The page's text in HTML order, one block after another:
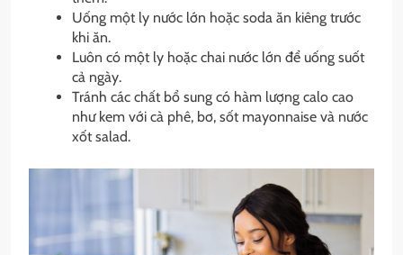
Uống một ly nước lớn hoặc soda ăn kiêng trước
khi ăn.
Luôn có một ly hoặc chai nước lớn để uống suốt
cả ngày.
Tránh các chất bổ sung có hàm lượng calo cao
như kem với cà phê, bơ, sốt mayonnaise và nước
xốt salad.